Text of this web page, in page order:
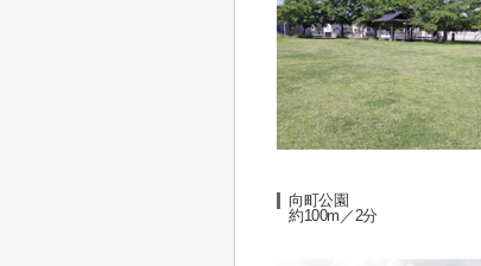
向町公園
約100m／2分